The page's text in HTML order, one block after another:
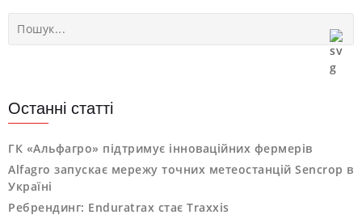
Останні статті
ГК «Альфагро» підтримує інноваційних фермерів
Alfagro запускає мережу точних метеостанцій Sencrop в
Україні
Ребрендинг: Enduratrax стає Traxxis